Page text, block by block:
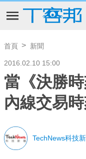
首頁 新聞
2016.02.10 15:00
當《決勝
內線交易時
TechNews科技